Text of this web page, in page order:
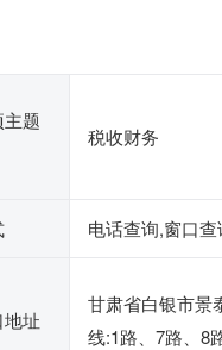
题
税收财务
电话查询,窗口
址
甘肃省白银市景
线:1路、7路、8